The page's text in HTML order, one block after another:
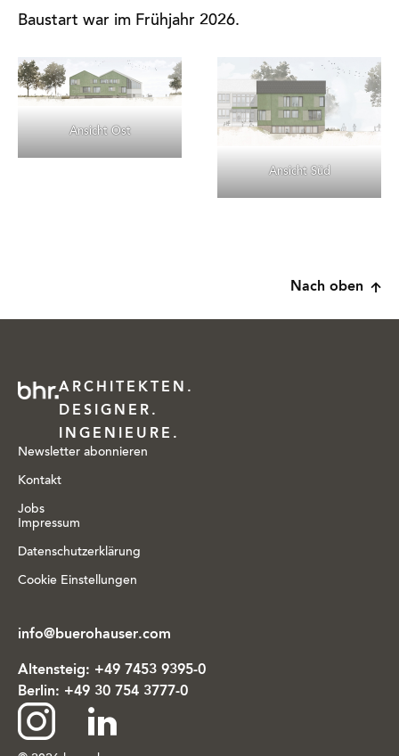
Baustart war im Frühjahr 2026.
Ansicht Ost
Ansicht Süd
Nach oben
ARCHITEKTEN.
DESIGNER.
INGENIEURE.
Newsletter abonnieren
Kontakt
Jobs
Impressum
Datenschutzerklärung
Cookie Einstellungen
info@buerohauser.com
Altensteig: +49 7453 9395-0
Berlin: +49 30 754 3777-0
Zu
Zu